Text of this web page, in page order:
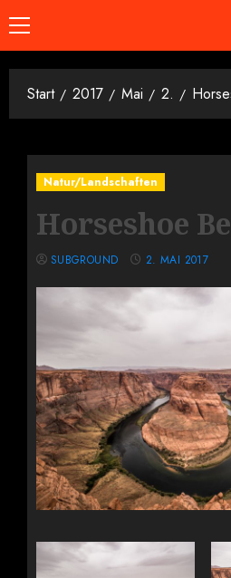
Primäres
Menü
Start 2017 Mai 2.
Natur/Landschaften
Horseshoe
SUBGROUND 2. MAI 2017